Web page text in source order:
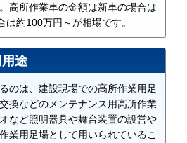
高所作業車の金額は新車の場合は
約100万円～が相場です。
途
のは、建設現場での高所作業用足
換などのメンテナンス用高所作業
など照明器具や舞台装置の設営や
業用足場として用いられているこ